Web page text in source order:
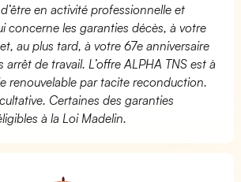
en activité professionnelle et
concerne les garanties décès, à votre
au plus tard, à votre 67e anniversaire
de travail. L’offre ALPHA TNS est à
renouvelable par tacite reconduction.
Certaines des garanties
à la Loi Madelin.